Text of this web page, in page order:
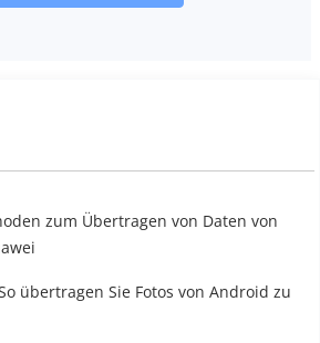
zum Übertragen von Daten von
übertragen Sie Fotos von Android zu